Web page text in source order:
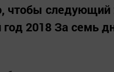
чтобы следующий
2018 За семь